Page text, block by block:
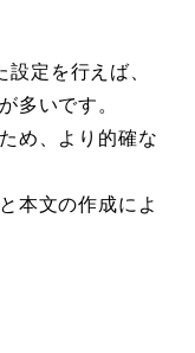
定を行えば、
多いです。
め、より的確な
本文の作成によ